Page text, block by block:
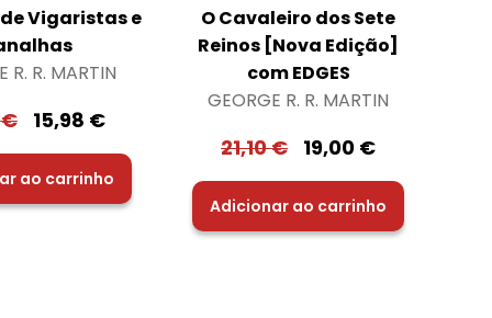
Vigaristas e
R. R. MARTIN
€ 15,98 €
ao carrinho
O Cavaleiro dos Sete
Reinos [Nova Edição]
com EDGES
GEORGE R. R. MARTIN
21,10€ 19,00 €
Adicionar ao carrinho